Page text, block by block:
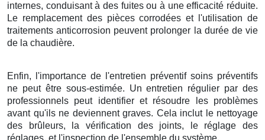
internes, conduisant à des fuites ou à une efficacité réduite.
Le remplacement des pièces corrodées et l'utilisation de
traitements anticorrosion peuvent prolonger la durée de vie
de la chaudière.
Enfin, l'importance de l'entretien préventif soins préventifs
ne peut être sous-estimée. Un entretien régulier par des
professionnels peut identifier et résoudre les problèmes
avant qu'ils ne deviennent graves. Cela inclut le nettoyage
des brûleurs, la vérification des joints, le réglage des